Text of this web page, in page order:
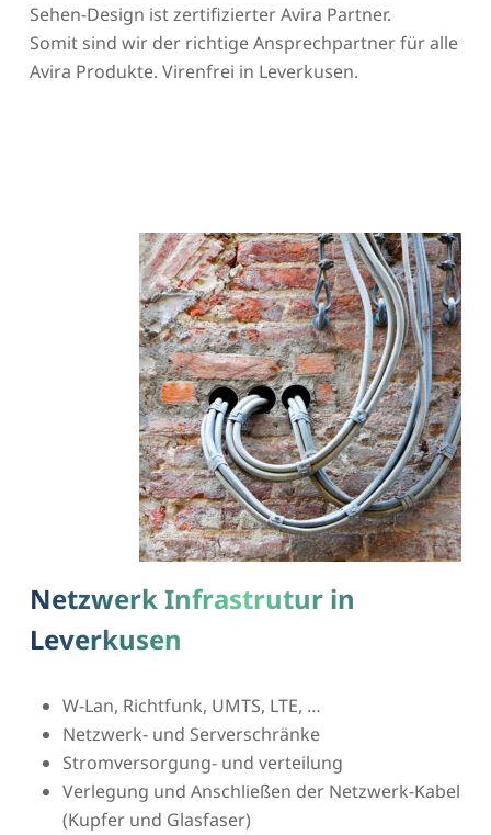
Sehen-Design ist zertifizierter Avira Partner.
Somit sind wir der richtige Ansprechpartner für alle
Avira Produkte. Virenfrei in Leverkusen.
Netzwerk Infrastrutur in
Leverkusen
W-Lan, Richtfunk, UMTS, LTE, …
Netzwerk- und Serverschränke
Stromversorgung- und verteilung
Verlegung und Anschließen der Netzwerk-Kabel
(Kupfer und Glasfaser)